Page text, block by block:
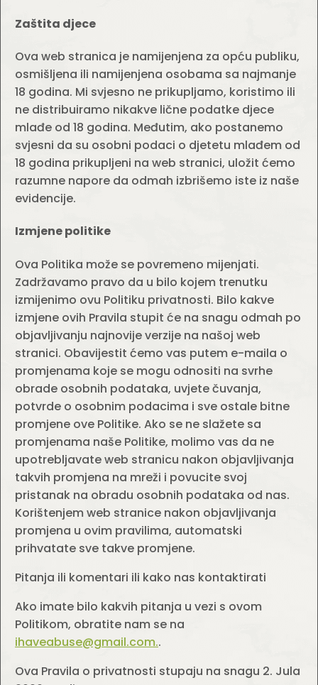
Zaštita djece
Ova web stranica je namijenjena za opću publiku,
osmišljena ili namijenjena osobama sa najmanje
18 godina. Mi svjesno ne prikupljamo, koristimo ili
ne distribuiramo nikakve lične podatke djece
mlađe od 18 godina. Međutim, ako postanemo
svjesni da su osobni podaci o djetetu mlađem od
18 godina prikupljeni na web stranici, uložit ćemo
razumne napore da odmah izbrišemo iste iz naše
evidencije.
Izmjene politike
Ova Politika može se povremeno mijenjati.
Zadržavamo pravo da u bilo kojem trenutku
izmijenimo ovu Politiku privatnosti. Bilo kakve
izmjene ovih Pravila stupit će na snagu odmah po
objavljivanju najnovije verzije na našoj web
stranici. Obavijestit ćemo vas putem e-maila o
promjenama koje se mogu odnositi na svrhe
obrade osobnih podataka, uvjete čuvanja,
potvrde o osobnim podacima i sve ostale bitne
promjene ove Politike. Ako se ne slažete sa
promjenama naše Politike, molimo vas da ne
upotrebljavate web stranicu nakon objavljivanja
takvih promjena na mreži i povucite svoj
pristanak na obradu osobnih podataka od nas.
Korištenjem web stranice nakon objavljivanja
promjena u ovim pravilima, automatski
prihvatate sve takve promjene.
Pitanja ili komentari ili kako nas kontaktirati
Ako imate bilo kakvih pitanja u vezi s ovom
Politikom, obratite nam se na
ihaveabuse@gmail.com..
Ova Pravila o privatnosti stupaju na snagu 2. Jula